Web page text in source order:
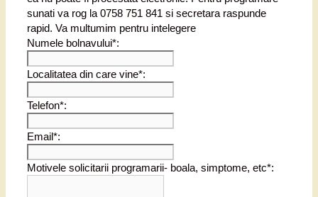
sunati va rog la 0758 751 841 si secretara raspunde
rapid. Va multumim pentru intelegere
Numele bolnavului*:
Localitatea din care vine*:
Telefon*:
Email*:
Motivele solicitarii programarii- boala, simptome, etc*: